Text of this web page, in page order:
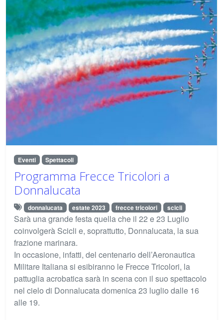
Eventi Spettacoli
Programma Frecce Tricolori a
Donnalucata
donnalucata estate 2023 frecce tricolori scicli
Sarà una grande festa quella che il 22 e 23 Luglio
coinvolgerà Scicli e, soprattutto, Donnalucata, la sua
frazione marinara.
In occasione, infatti, del centenario dell’Aeronautica
Militare Italiana si esibiranno le Frecce Tricolori, la
pattuglia acrobatica sarà in scena con il suo spettacolo
nel cielo di Donnalucata domenica 23 luglio dalle 16
alle 19.